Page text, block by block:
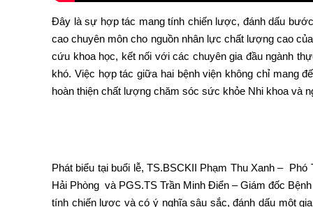
Đây là sự hợp tác mang tính chiến lược, đánh dấu
cao chuyên môn cho nguồn nhân lực chất lượng cao
cứu khoa học, kết nối với các chuyên gia đầu ngành
khó. Việc hợp tác giữa hai bệnh viện không chỉ mang
hoàn thiện chất lượng chăm sóc sức khỏe Nhi khoa và
Phát biểu tại buổi lễ, TS.BSCKII Phạm Thu Xanh –
Hải Phòng và PGS.TS Trần Minh Điển – Giám đốc
tính chiến lược và có ý nghĩa sâu sắc, đánh dấu một